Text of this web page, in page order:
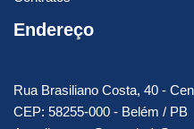
Endereço
Rua Brasiliano Costa, 40 -
CEP: 58255-000 - Belém / PB